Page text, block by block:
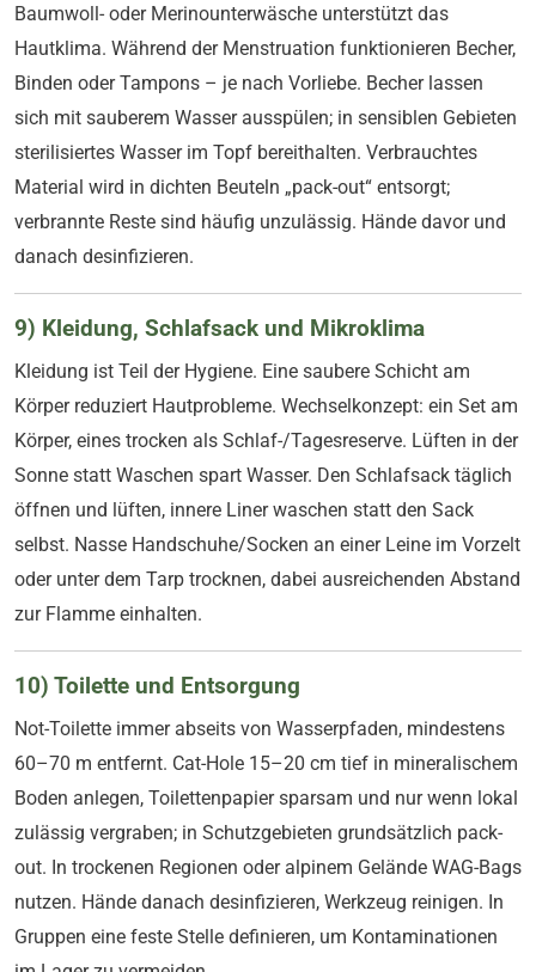
Baumwoll- oder Merinounterwäsche unterstützt das
Hautklima. Während der Menstruation funktionieren Becher,
Binden oder Tampons – je nach Vorliebe. Becher lassen
sich mit sauberem Wasser ausspülen; in sensiblen Gebieten
sterilisiertes Wasser im Topf bereithalten. Verbrauchtes
Material wird in dichten Beuteln „pack-out“ entsorgt;
verbrannte Reste sind häufig unzulässig. Hände davor und
danach desinfizieren.
9) Kleidung, Schlafsack und Mikroklima
Kleidung ist Teil der Hygiene. Eine saubere Schicht am
Körper reduziert Hautprobleme. Wechselkonzept: ein Set am
Körper, eines trocken als Schlaf-/Tagesreserve. Lüften in der
Sonne statt Waschen spart Wasser. Den Schlafsack täglich
öffnen und lüften, innere Liner waschen statt den Sack
selbst. Nasse Handschuhe/Socken an einer Leine im Vorzelt
oder unter dem Tarp trocknen, dabei ausreichenden Abstand
zur Flamme einhalten.
10) Toilette und Entsorgung
Not-Toilette immer abseits von Wasserpfaden, mindestens
60–70 m entfernt. Cat-Hole 15–20 cm tief in mineralischem
Boden anlegen, Toilettenpapier sparsam und nur wenn lokal
zulässig vergraben; in Schutzgebieten grundsätzlich pack-
out. In trockenen Regionen oder alpinem Gelände WAG-Bags
nutzen. Hände danach desinfizieren, Werkzeug reinigen. In
Gruppen eine feste Stelle definieren, um Kontaminationen